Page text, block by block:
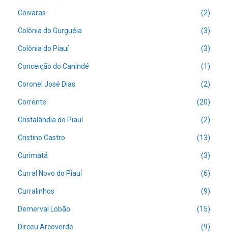
Coivaras (2)
Colônia do Gurguéia (3)
Colônia do Piauí (3)
Conceição do Canindé (1)
Coronel José Dias (2)
Corrente (20)
Cristalândia do Piauí (2)
Cristino Castro (13)
Curimatá (3)
Curral Novo do Piauí (6)
Curralinhos (9)
Demerval Lobão (15)
Dirceu Arcoverde (9)